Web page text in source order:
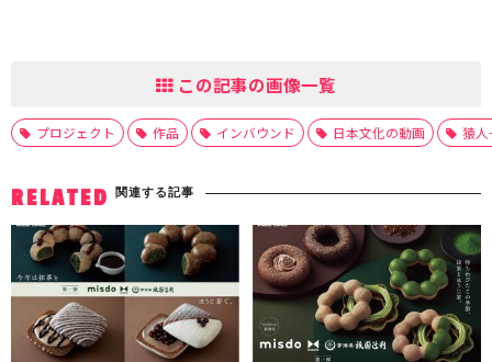
この記事の画像一覧
プロジェクト 作品 インバウンド 日本文化の動画 猿人
RELATED 関連する記事